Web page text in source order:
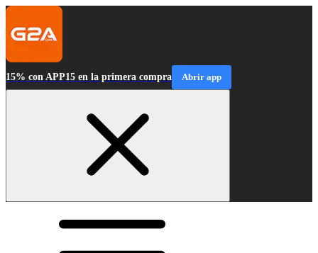
15% con APP15 en la primera compra Abrir app